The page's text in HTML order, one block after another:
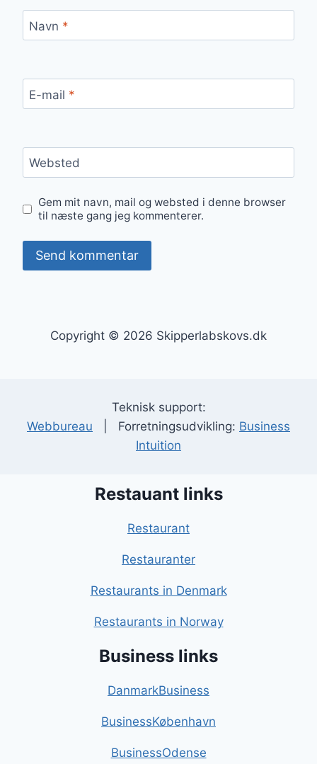
Navn *
E-mail *
Websted
Gem mit navn, mail og websted i denne browser
til næste gang jeg kommenterer.
Copyright © 2026 Skipperlabskovs.dk
Teknisk support:
Webbureau | Forretningsudvikling: Business
Intuition
Restauant links
Restaurant
Restauranter
Restaurants in Denmark
Restaurants in Norway
Business links
DanmarkBusiness
BusinessKøbenhavn
BusinessOdense